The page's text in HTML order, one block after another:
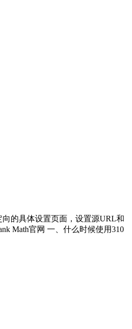
向的具体设置页面，设置源URL和
Math官网 一、什么时候使用310